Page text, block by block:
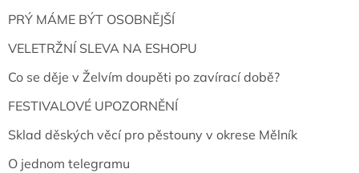
PRÝ MÁME BÝT OSOBNĚJŠÍ
VELETRŽNÍ SLEVA NA ESHOPU
Co se děje v Želvím doupěti po zavírací době?
FESTIVALOVÉ UPOZORNĚNÍ
Sklad děských věcí pro pěstouny v okrese Mělník
O jednom telegramu